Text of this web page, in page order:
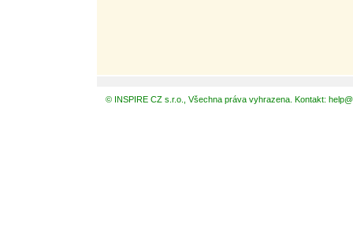
© INSPIRE CZ s.r.o., Všechna práva vyhrazena. Kontakt: